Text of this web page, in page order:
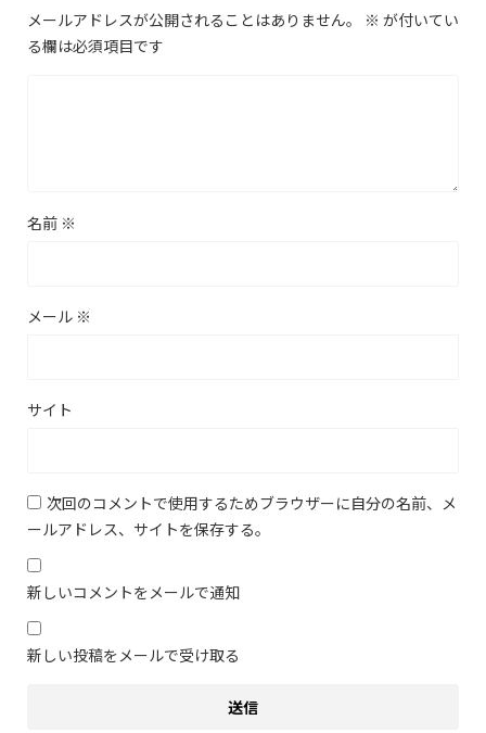
メールアドレスが公開されることはありません。 ※ が付いてい
る欄は必須項目です
名前 ※
メール ※
サイト
次回のコメントで使用するためブラウザーに自分の名前、メ
ールアドレス、サイトを保存する。
新しいコメントをメールで通知
新しい投稿をメールで受け取る